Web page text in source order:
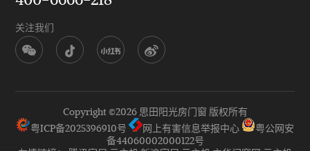
关注我们
Copyright ©2026 思田阳光房门窗 版权所有
粤ICP备2025396910号
网上有害信息举报中心
粤公网安
备44060002000122号